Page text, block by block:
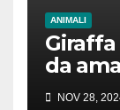
ANIMALI
da
NOV 28,